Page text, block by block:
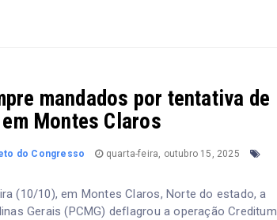
mandados por tentativa de
Montes Claros
do Congresso
quarta-feira, outubro 15, 2025
(10/10), em Montes Claros, Norte do estado, a
Gerais (PCMG) deflagrou a operação Creditum